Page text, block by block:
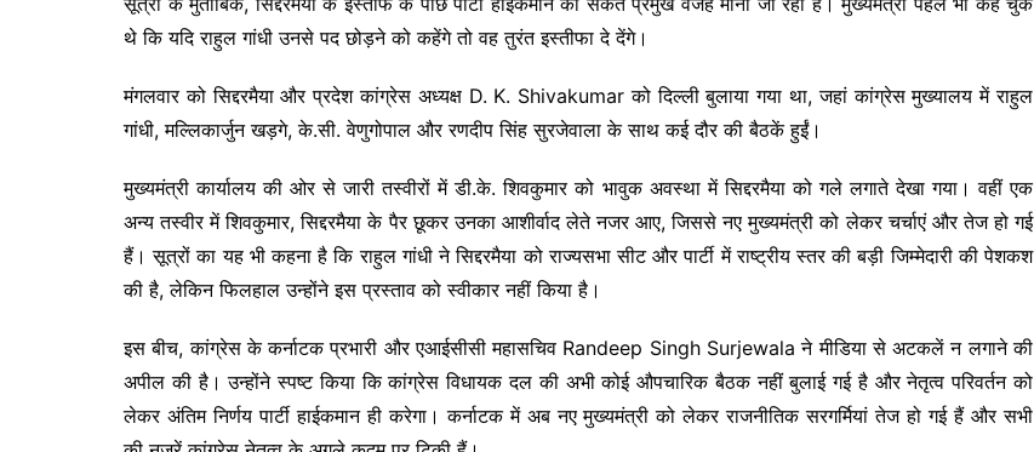
थे कि यदि राहुल गांधी उनसे पद छोड़ने को कहेंगे तो वह तुरंत इस्तीफा दे देंगे।
मंगलवार को सिद्दरमैया और प्रदेश कांग्रेस अध्यक्ष D. K. Shivakumar को दिल्ली बुलाया गया था, जहां कांग्रेस मुख्यालय में राहुल
गांधी, मल्लिकार्जुन खड़गे, के.सी. वेणुगोपाल और रणदीप सिंह सुरजेवाला के साथ कई दौर की बैठकें हुईं।
मुख्यमंत्री कार्यालय की ओर से जारी तस्वीरों में डी.के. शिवकुमार को भावुक अवस्था में सिद्दरमैया को गले लगाते देखा गया। वहीं एक
अन्य तस्वीर में शिवकुमार, सिद्दरमैया के पैर छूकर उनका आशीर्वाद लेते नजर आए, जिससे नए मुख्यमंत्री को लेकर चर्चाएं और तेज हो गई
हैं। सूत्रों का यह भी कहना है कि राहुल गांधी ने सिद्दरमैया को राज्यसभा सीट और पार्टी में राष्ट्रीय स्तर की बड़ी जिम्मेदारी की पेशकश
की है, लेकिन फिलहाल उन्होंने इस प्रस्ताव को स्वीकार नहीं किया है।
इस बीच, कांग्रेस के कर्नाटक प्रभारी और एआईसीसी महासचिव Randeep Singh Surjewala ने मीडिया से अटकलें न लगाने की
अपील की है। उन्होंने स्पष्ट किया कि कांग्रेस विधायक दल की अभी कोई औपचारिक बैठक नहीं बुलाई गई है और नेतृत्व परिवर्तन को
लेकर अंतिम निर्णय पार्टी हाईकमान ही करेगा। कर्नाटक में अब नए मुख्यमंत्री को लेकर राजनीतिक सरगर्मियां तेज हो गई हैं और सभी